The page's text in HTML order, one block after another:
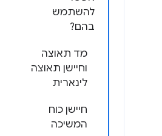
להשתמש
בהם?
מד תאוצה
וחיישן תאוצה
לינארית
חיישן כוח
המשיכה